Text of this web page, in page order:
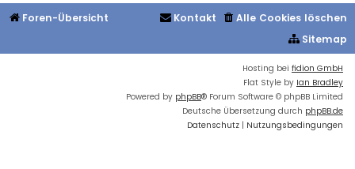
Foren-Übersicht Alle Cookies löschen
Kontakt
Sitemap
Hosting bei fidion GmbH
Flat Style by Ian Bradley
Powered by phpBB® Forum Software © phpBB Limited
Deutsche Übersetzung durch phpBB.de
Datenschutz | Nutzungsbedingungen